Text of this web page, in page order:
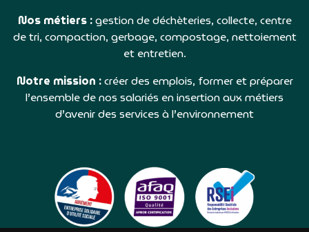
Nos métiers :gestion de déchèteries, collecte, centre
de tri, compaction, gerbage, compostage, nettoiement
et entretien.
Notre mission :créer des emplois, former et préparer
l’ensemble de nos salariés en insertion aux métiers
d’avenir des services à l’environnement